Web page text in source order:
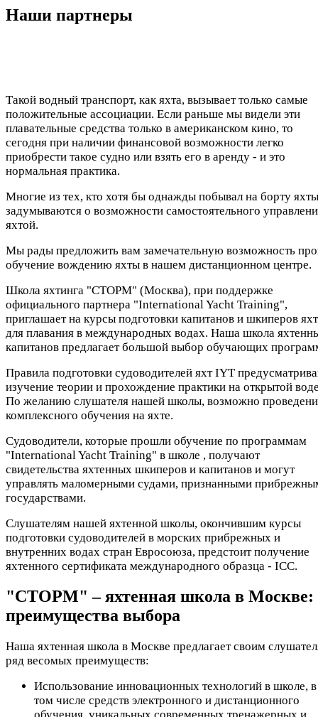
Наши партнеры
Такой водный транспорт, как яхта, вызывает только самые
положительные ассоциации. Если раньше мы видели эти
плавательные средства только в американском кино, то
сегодня при наличии финансовой возможности легко
приобрести такое судно или взять его в аренду - и это
нормальная практика.
Многие из тех, кто хотя бы однажды побывал на борту
задумываются о возможности самостоятельного
яхтой.
Мы рады предложить вам замечательную возможность
обучение вождению яхты в нашем дистанционном центре.
Школа яхтинга "СТОРМ" (Москва), при поддержке
официального партнера "International Yacht Training",
приглашает на курсы подготовки капитанов и шкиперов яхт
для плавания в международных водах. Наша школа
капитанов предлагает большой выбор обучающих
Правила подготовки судоводителей яхт IYT
изучение теории и прохождение практики на открытой
По желанию слушателя нашей школы, возможно
комплексного обучения на яхте.
Судоводители, которые прошли обучение по программам
"International Yacht Training" в школе , получают
свидетельства яхтенных шкиперов и капитанов и могут
управлять маломерными судами, признанными
государствами.
Слушателям нашей яхтенной школы, окончившим курсы
подготовки судоводителей в морских прибрежных и
внутренних водах стран Евросоюза, предстоит получение
яхтенного сертификата международного образца - ICC.
"СТОРМ" – яхтенная школа в Москве:
преимущества выбора
Наша яхтенная школа в Москве предлагает своим
ряд весомых преимуществ:
Использование инновационных технологий в школе, в
том числе средств электронного и дистанционного